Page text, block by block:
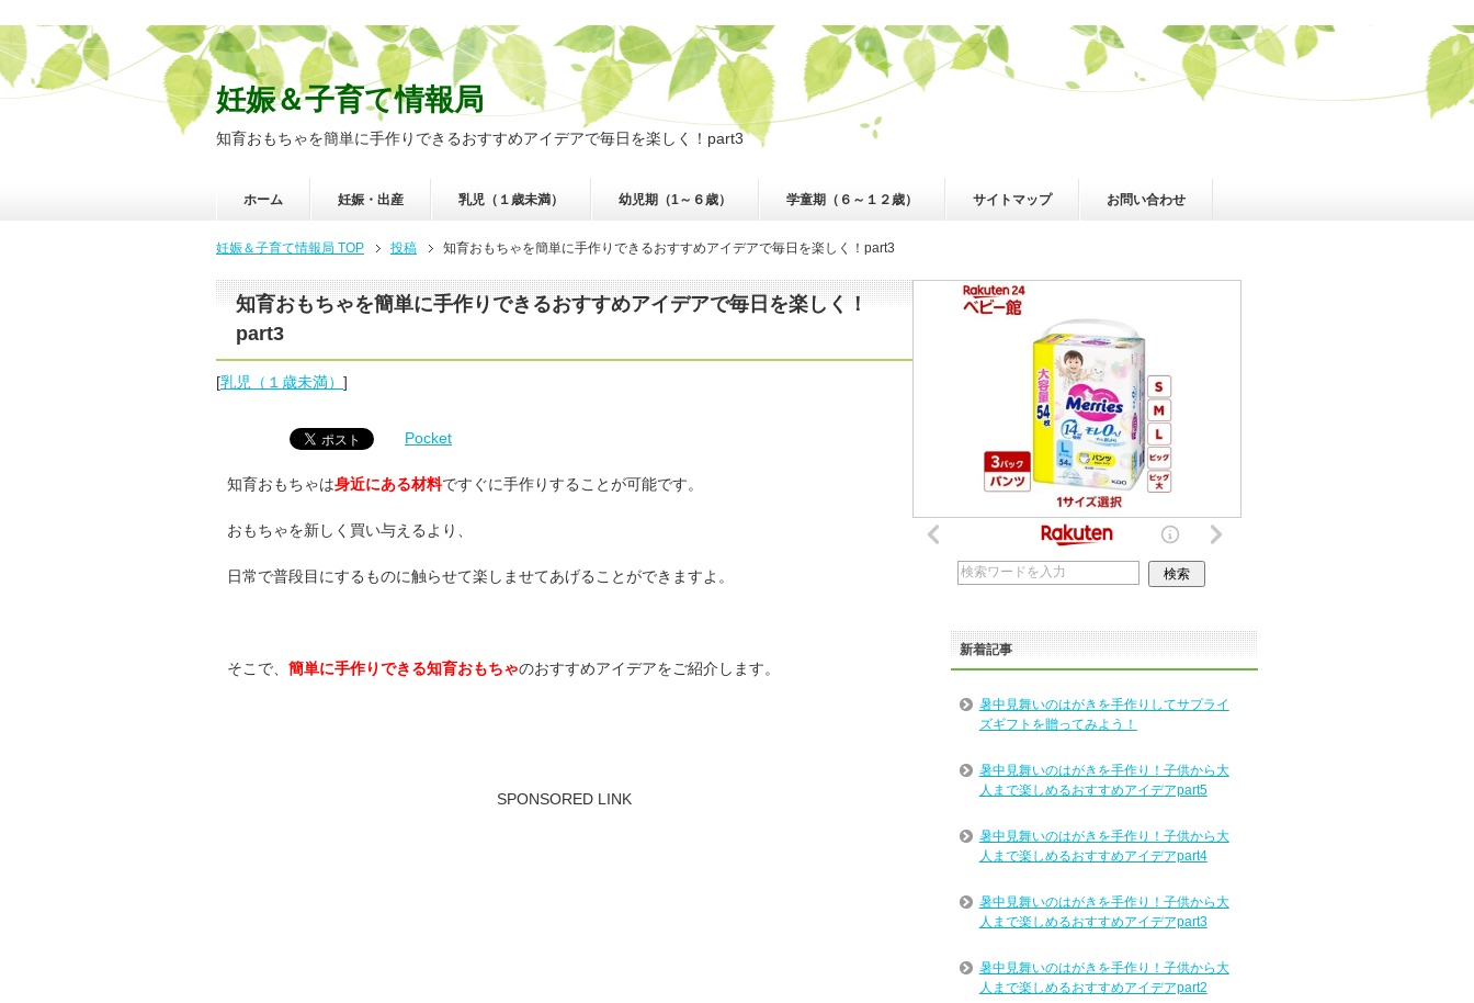
妊娠＆子育て情報局
知育おもちゃを簡単に手作りできるおすすめアイデアで毎日を楽しく！part3
ホーム 妊娠・出産 乳児（１歳未満） 幼児期（1～６歳） 学童期（６～１２歳） サイトマップ お問い合わせ
妊娠＆子育て情報局 TOP 投稿 知育おもちゃを簡単に手作りできるおすすめアイデアで毎日を楽しく！part3
知育おもちゃを簡単に手作りできるおすすめアイデアで毎日を楽しく！
part3
[乳児（１歳未満） ]
Pocket
知育おもちゃは身近にある材料ですぐに手作りすることが可能です。
おもちゃを新しく買い与えるより、
日常で普段目にするものに触らせて楽しませてあげることができますよ。
そこで、 簡単に手作りできる知育おもちゃのおすすめアイデアをご紹介します。
SPONSORED LINK
新着記事
暑中見舞いのはがきを手作りしてサプライ
ズギフトを贈ってみよう！
暑中見舞いのはがきを手作り！子供から大
人まで楽しめるおすすめアイデアpart5
暑中見舞いのはがきを手作り！子供から大
人まで楽しめるおすすめアイデアpart4
暑中見舞いのはがきを手作り！子供から大
人まで楽しめるおすすめアイデアpart3
暑中見舞いのはがきを手作り！子供から大
人まで楽しめるおすすめアイデアpart2